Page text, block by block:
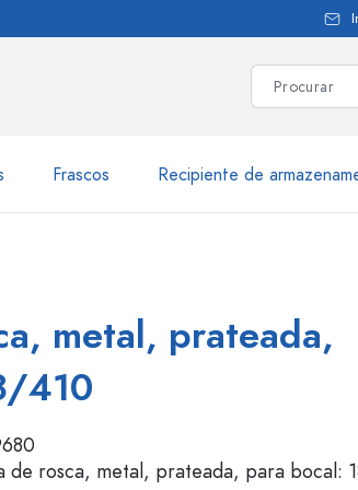
principal
Frascos Recipiente de
Garrafas por marca
Garrafas WECK
Garrafas com tampa mecânica
metal, prateada,
410